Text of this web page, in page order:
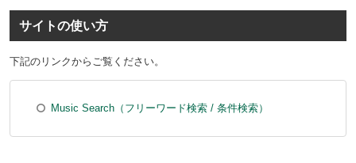
サイトの使い方
下記のリンクからご覧ください。
Music Search（フリーワード検索 / 条件検索）